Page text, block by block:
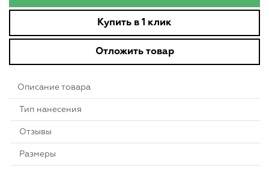
Купить в 1 клик
Отложить товар
Описание товара
Тип нанесения
Отзывы
Размеры